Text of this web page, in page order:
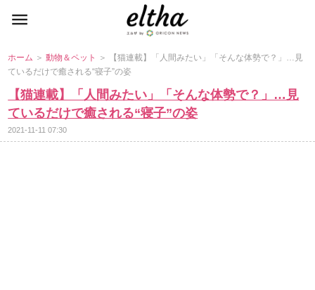
ホーム ＞動物＆ペット
＞ 【猫連載】「人間みたい」「そんな体勢で？」…見
ているだけで癒される“寝子”の姿
【猫連載】「人間みたい」「そんな体勢で？」…見
ているだけで癒される“寝子”の姿
2021-11-11 07:30